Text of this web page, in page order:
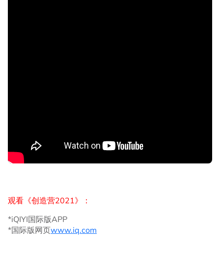
观看《创造营2021》：
*iQIYI国际版APP
*国际版网页www.iq.com